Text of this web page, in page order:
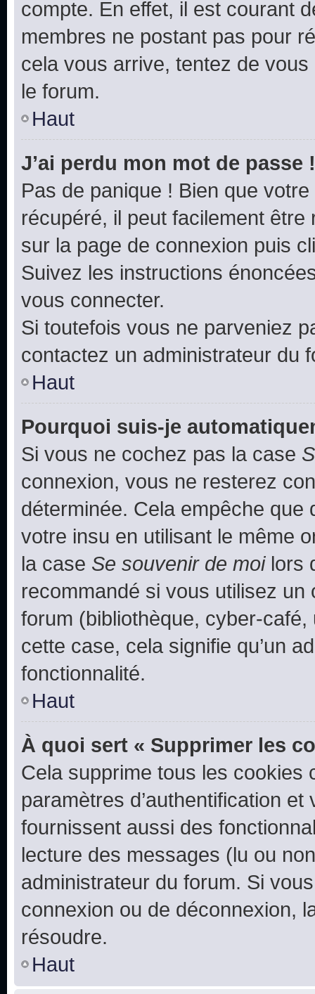
compte. En effet, il est courant
membres ne postant pas pour
cela vous arrive, tentez de
le forum.
Haut
J’ai perdu mon mot de passe !
Pas de panique ! Bien que
récupéré, il peut facilement
sur la page de connexion puis
Suivez les instructions
vous connecter.
Si toutefois vous ne parveniez
contactez un administrateur du
Haut
Pourquoi suis-je
Si vous ne cochez pas la case
connexion, vous ne resterez
déterminée. Cela empêche que
votre insu en utilisant le même
la case Se souvenir de moilors
recommandé si vous utilisez
forum (bibliothèque, cyber-
cette case, cela signifie qu’un
fonctionnalité.
Haut
À quoi sert « Supprimer les
Cela supprime tous les cookies
paramètres d’authentification
fournissent aussi des
lecture des messages (lu ou
administrateur du forum. Si
connexion ou de déconnexion,
résoudre.
Haut